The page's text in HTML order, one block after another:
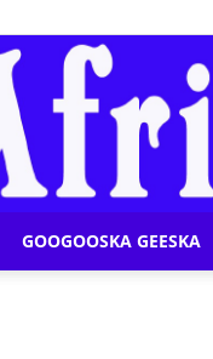
GOOGOOSKA GEESKA